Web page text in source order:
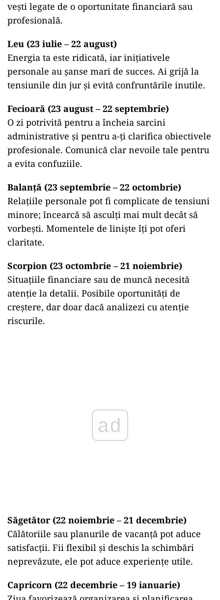
vești legate de o oportunitate financiară sau
profesională.
Leu (23 iulie – 22 august)
Energia ta este ridicată, iar inițiativele
personale au șanse mari de succes. Ai grijă la
tensiunile din jur și evită confruntările inutile.
Fecioară (23 august – 22 septembrie)
O zi potrivită pentru a încheia sarcini
administrative și pentru a-ți clarifica obiectivele
profesionale. Comunică clar nevoile tale pentru
a evita confuziile.
Balanță (23 septembrie – 22 octombrie)
Relațiile personale pot fi complicate de tensiuni
minore; încearcă să asculți mai mult decât să
vorbești. Momentele de liniște îți pot oferi
claritate.
Scorpion (23 octombrie – 21 noiembrie)
Situațiile financiare sau de muncă necesită
atenție la detalii. Posibile oportunități de
creștere, dar doar dacă analizezi cu atenție
riscurile.
ad
Săgetător (22 noiembrie – 21 decembrie)
Călătoriile sau planurile de vacanță pot aduce
satisfacții. Fii flexibil și deschis la schimbări
neprevăzute, ele pot aduce experiențe utile.
Capricorn (22 decembrie – 19 ianuarie)